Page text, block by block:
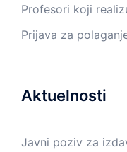
Profesori koji
Prijava za
Aktuelnosti
Javni poziv za